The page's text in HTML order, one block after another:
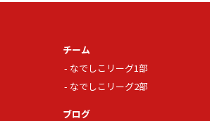
チーム
なでしこリーグ1部
なでしこリーグ2部
ブログ